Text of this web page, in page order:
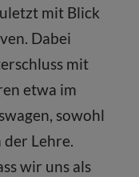
mit Blick
Dabei
mit
etwa im
sowohl
der Lehre.
wir uns als